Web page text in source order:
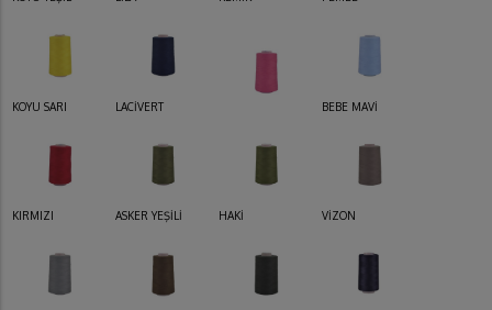
KOYU SARI LACİVERT BEBE MAVİ
KIRMIZI ASKER YEŞİLİ HAKİ VİZON